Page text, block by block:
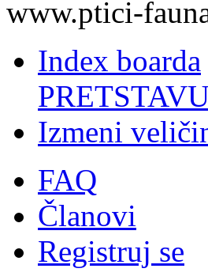
www.ptici-
Index boarda
Izmeni
FAQ
Članovi
Registruj se